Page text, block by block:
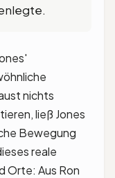
nichts
ließ Jones
Bewegung
reale
Orte: Aus Ron